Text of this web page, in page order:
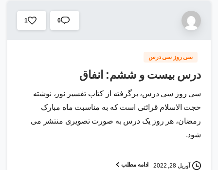
0
1
سی روز سی درس
درس بیست و ششم: انفاق
سی روز سی درس، برگرفته از کتاب تفسیر نور، نوشته
حجت الاسلام قرائتی است که به مناسبت ماه مبارک
رمضان، هر روز یک درس به صورت تصویری منتشر می
شود.
آوریل 28, 2022 ادامه مطلب